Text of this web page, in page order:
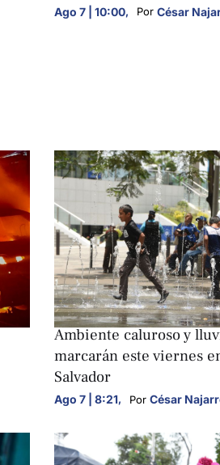
Ago 7 | 10:00, Por César
NACIONALES
Ambiente caluroso y
marcarán este viernes
Salvador
Ago 7 | 8:21, Por César